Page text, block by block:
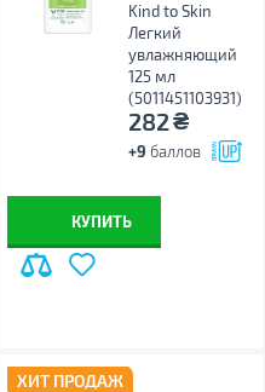
Kind to Skin
Легкий
увлажняющий
125 мл
(5011451103931)
282₴
+9 баллов
КУПИТЬ
ХИТ ПРОДАЖ